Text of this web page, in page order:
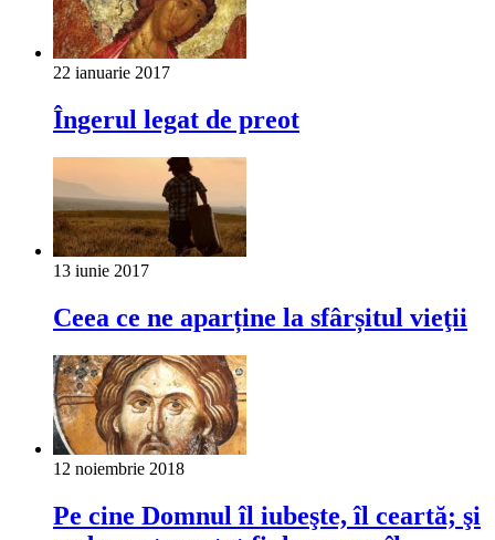
22 ianuarie 2017
Îngerul legat de preot
13 iunie 2017
Ceea ce ne aparține la sfârșitul vieţii
12 noiembrie 2018
Pe cine Domnul îl iubeşte, îl ceartă; şi